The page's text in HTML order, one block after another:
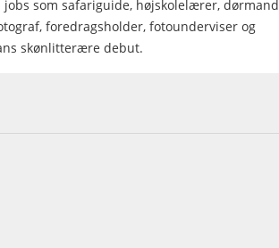
som safariguide, højskolelærer, dørmand
foredragsholder, fotounderviser og
skønlitterære debut.